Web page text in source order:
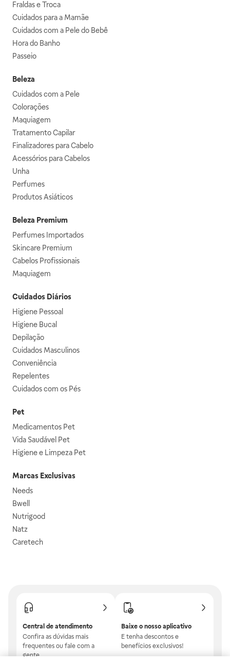
Fraldas e Troca
Cuidados para a Mamãe
Cuidados com a Pele do Bebê
Hora do Banho
Passeio
Beleza
Cuidados com a Pele
Colorações
Maquiagem
Tratamento Capilar
Finalizadores para Cabelo
Acessórios para Cabelos
Unha
Perfumes
Produtos Asiáticos
Beleza Premium
Perfumes Importados
Skincare Premium
Cabelos Profissionais
Maquiagem
Cuidados Diários
Higiene Pessoal
Higiene Bucal
Depilação
Cuidados Masculinos
Conveniência
Repelentes
Cuidados com os Pés
Pet
Medicamentos Pet
Vida Saudável Pet
Higiene e Limpeza Pet
Marcas Exclusivas
Needs
Bwell
Nutrigood
Natz
Caretech
Central de atendimento
Confira as dúvidas mais
frequentes ou fale com a
gente.
Baixe o nosso aplicativo
E tenha descontos e
benefícios exclusivos!